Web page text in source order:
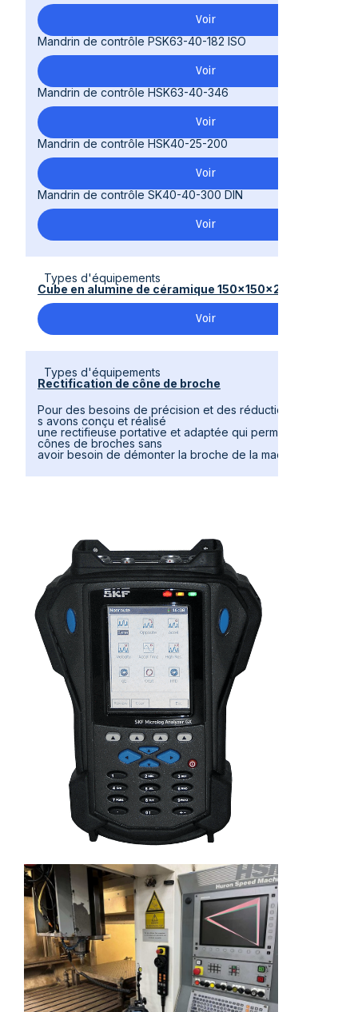
Voir
Mandrin de contrôle PSK63-40-182 ISO
Voir
Mandrin de contrôle HSK63-40-346
Voir
Mandrin de contrôle HSK40-25-200
Voir
Mandrin de contrôle SK40-40-300 DIN
Voir
Types d'équipements
Cube en alumine de céramique 150x150x200
Voir
Types d'équipements
Rectification de cône de broche
Pour des besoins de précision et des réductions de coûts,
s avons conçu et réalisé
une rectifieuse portative et adaptée qui permet de rectifier
cônes de broches sans
avoir besoin de démonter la broche de la machine.